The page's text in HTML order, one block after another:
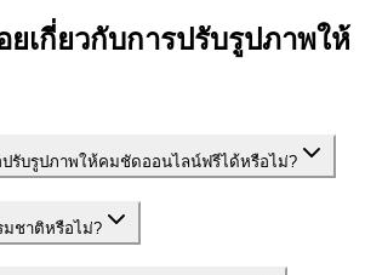
เกี่ยวกับการปรับรูปภาพให้
ปรับรูปภาพให้คมชัดออนไลน์ฟรีได้หรือไม่?
มชาติหรือไม่?